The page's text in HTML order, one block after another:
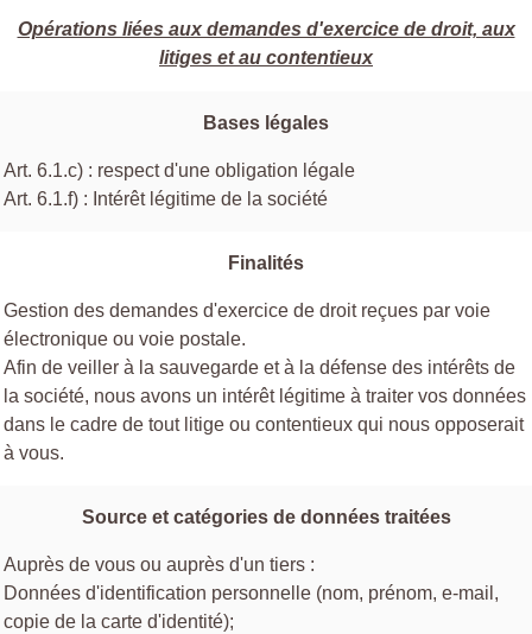
Opérations liées aux demandes d'exercice de droit, aux
litiges et au contentieux
Bases légales
Art. 6.1.c) : respect d'une obligation légale
Art. 6.1.f) : Intérêt légitime de la société
Finalités
Gestion des demandes d'exercice de droit reçues par voie
électronique ou voie postale.
Afin de veiller à la sauvegarde et à la défense des intérêts de
la société, nous avons un intérêt légitime à traiter vos données
dans le cadre de tout litige ou contentieux qui nous opposerait
à vous.
Source et catégories de données traitées
Auprès de vous ou auprès d'un tiers :
Données d'identification personnelle (nom, prénom, e-mail,
copie de la carte d'identité);